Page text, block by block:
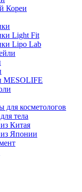
Кореи
Light Fit
Lipo Lab
MESOLIFE
для косметологов
тела
Китая
Японии